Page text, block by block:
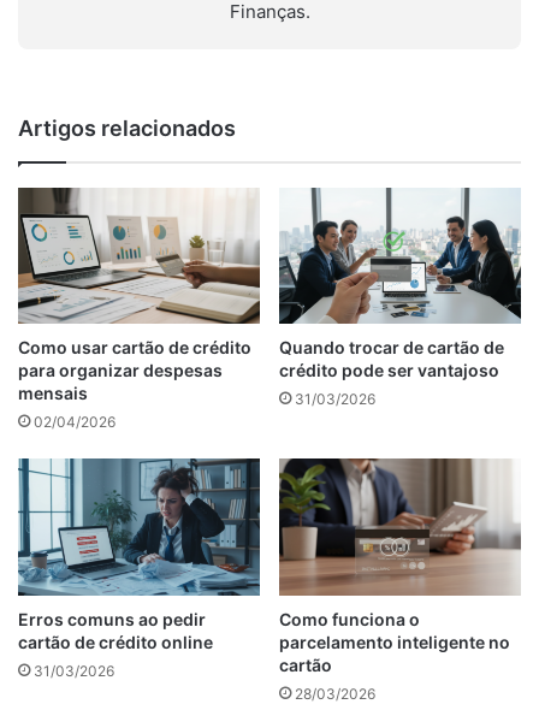
Finanças.
Artigos relacionados
Como usar cartão de crédito
para organizar despesas
mensais
02/04/2026
Quando trocar de cartão de
crédito pode ser vantajoso
31/03/2026
Erros comuns ao pedir
cartão de crédito online
31/03/2026
Como funciona o
parcelamento inteligente no
cartão
28/03/2026